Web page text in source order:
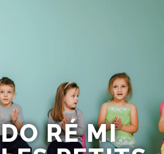
DO RÉ MI